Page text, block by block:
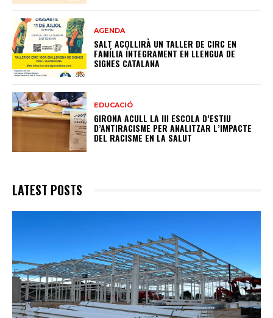
AGENDA
SALT ACOLLIRÀ UN TALLER DE CIRC EN
FAMÍLIA ÍNTEGRAMENT EN LLENGUA DE
SIGNES CATALANA
EDUCACIÓ
GIRONA ACULL LA III ESCOLA D’ESTIU
D’ANTIRACISME PER ANALITZAR L’IMPACTE
DEL RACISME EN LA SALUT
LATEST POSTS